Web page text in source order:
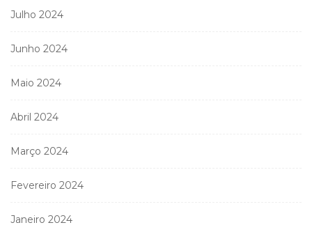
Julho 2024
Junho 2024
Maio 2024
Abril 2024
Março 2024
Fevereiro 2024
Janeiro 2024